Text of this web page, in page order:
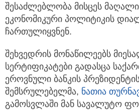
შესაძლებლობა მისცეს
ეკონომიკური პოლიტიკის
ჩართულიყვნენ.
შეხვედრის მონაწილეებს
სერტიფიკატები გადასცა
ეროვნული ბანკის
შემსრულებელმა, ნათია
გამოსვლაში მან სავალუტო